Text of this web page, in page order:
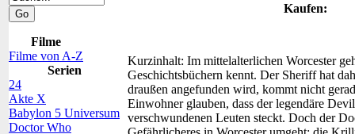
Filme
Filme von A-Z
Serien
24
Akte X
Babylon 5 Universum
Doctor Who
Kaufen:
Kurzinhalt: Im mittelalterlichen Worcester
Geschichtsbüchern kennt. Der Sheriff hat
draußen angefunden wird, kommt nicht
Einwohner glauben, dass der legendäre
verschwundenen Leuten steckt. Doch der